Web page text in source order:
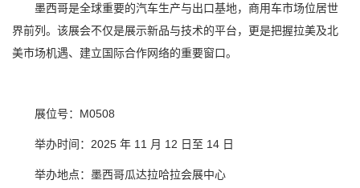
墨西哥是全球重要的汽车生产与出口基地，商用车市场位居世
界前列。该展会不仅是展示新品与技术的平台，更是把握拉美及北
美市场机遇、建立国际合作网络的重要窗口。
展位号：M0508
举办时间：2025 年 11 月 12 日至 14 日
举办地点：墨西哥瓜达拉哈拉会展中心